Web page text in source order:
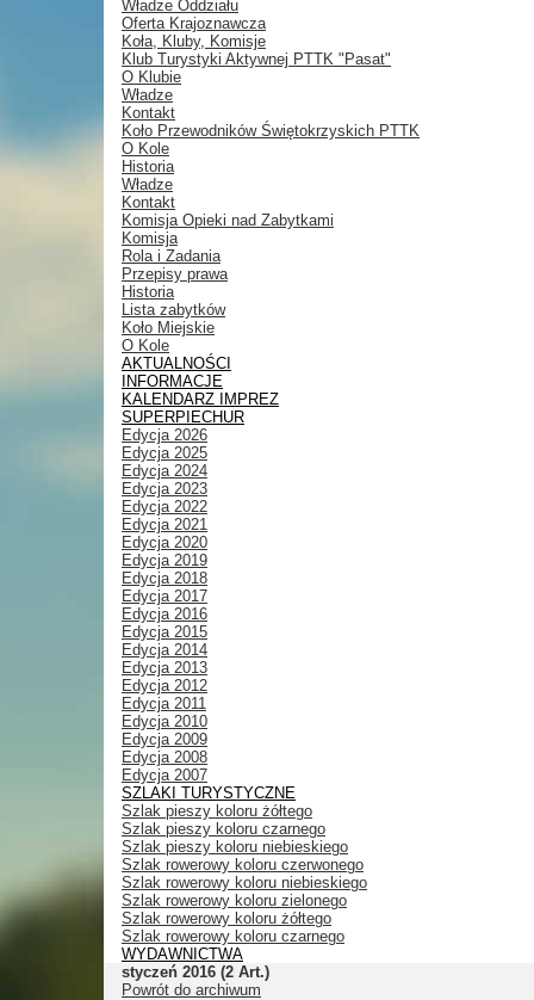
Władze Oddziału
Oferta Krajoznawcza
Koła, Kluby, Komisje
Klub Turystyki Aktywnej PTTK "Pasat"
O Klubie
Władze
Kontakt
Koło Przewodników Świętokrzyskich PTTK
O Kole
Historia
Władze
Kontakt
Komisja Opieki nad Zabytkami
Komisja
Rola i Zadania
Przepisy prawa
Historia
Lista zabytków
Koło Miejskie
O Kole
AKTUALNOŚCI
INFORMACJE
KALENDARZ IMPREZ
SUPERPIECHUR
Edycja 2026
Edycja 2025
Edycja 2024
Edycja 2023
Edycja 2022
Edycja 2021
Edycja 2020
Edycja 2019
Edycja 2018
Edycja 2017
Edycja 2016
Edycja 2015
Edycja 2014
Edycja 2013
Edycja 2012
Edycja 2011
Edycja 2010
Edycja 2009
Edycja 2008
Edycja 2007
SZLAKI TURYSTYCZNE
Szlak pieszy koloru żółtego
Szlak pieszy koloru czarnego
Szlak pieszy koloru niebieskiego
Szlak rowerowy koloru czerwonego
Szlak rowerowy koloru niebieskiego
Szlak rowerowy koloru zielonego
Szlak rowerowy koloru żółtego
Szlak rowerowy koloru czarnego
WYDAWNICTWA
styczeń 2016 (2 Art.)
Powrót do archiwum